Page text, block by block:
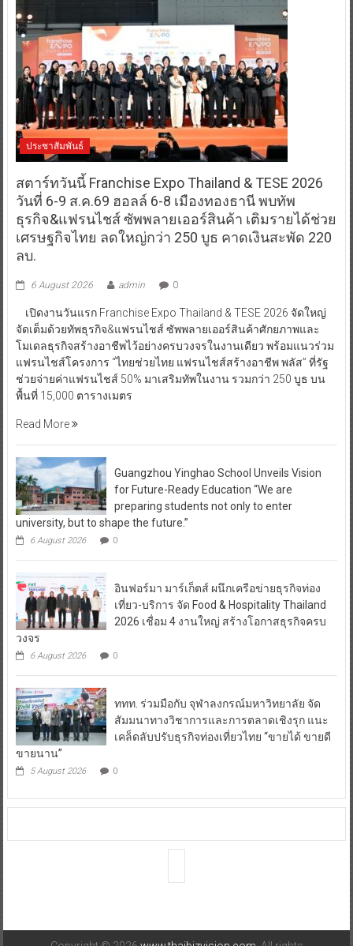
ประชาสัมพันธ์
สตาร์ทวันนี้ Franchise Expo Thailand & TESE 2026
วันที่ 6-9 ส.ค.69 ฮอลล์ 6-8 เมืองทองธานี พบทัพ
ธุรกิจ&แฟรนไชส์ ซัพพลายเออร์สินค้า เติมรายได้ช่วย
เศรษฐกิจไทย ลดใหญ่กว่า 250 บูธ คาดเงินสะพัด 220
ลบ.
6 August 2026 admin 0
เปิดงานวันแรก Franchise Expo Thailand & TESE 2026 จัดใหญ่
จัดเต็มด้วยทัพธุรกิจ&แฟรนไชส์ ซัพพลายเออร์สินค้าศักยภาพและ
โมเดลธุรกิจสร้างอาชีพไว้อย่างครบวงจรในงานเดียว พร้อมแนวร่วม
แฟรนไชส์โครงการ “ไทยช่วยไทย แฟรนไชส์สร้างอาชีพ พลัส” ที่รัฐ
ช่วยจ่ายค่าแฟรนไชส์ 50% มาเสริมทัพในงาน รวมกว่า 250 บูธ บน
พื้นที่ 15,000 ตารางเมตร
Read More
Guangzhou Yinghao School Unveils Vision
for Future-Ready Education “We are
preparing students not only to enter
university, but to shape the future.”
6 August 2026 0
อินฟอร์มา มาร์เก็ตส์ ผนึกเครือข่ายธุรกิจท่อง
เที่ยว-บริการ จัด Food & Hospitality Thailand
2026 เชื่อม 4 งานใหญ่ สร้างโอกาสธุรกิจครบ
วงจร
6 August 2026 0
ททท. ร่วมมือกับ จุฬาลงกรณ์มหาวิทยาลัย จัด
สัมมนาทางวิชาการและการตลาดเชิงรุก แนะ
เคล็ดลับปรับธุรกิจท่องเที่ยวไทย “ขายได้ ขายดี
ขายนาน”
5 August 2026 0